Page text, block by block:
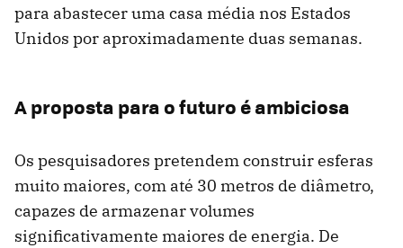
para abastecer uma casa média nos Estados
Unidos por aproximadamente duas semanas.
A proposta para o futuro é ambiciosa
Os pesquisadores pretendem construir esferas
muito maiores, com até 30 metros de diâmetro,
capazes de armazenar volumes
significativamente maiores de energia. De